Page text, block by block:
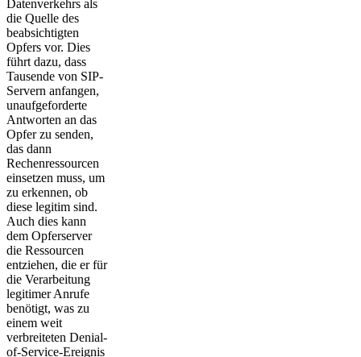
Datenverkehrs als
die Quelle des
beabsichtigten
Opfers vor. Dies
führt dazu, dass
Tausende von SIP-
Servern anfangen,
unaufgeforderte
Antworten an das
Opfer zu senden,
das dann
Rechenressourcen
einsetzen muss, um
zu erkennen, ob
diese legitim sind.
Auch dies kann
dem Opferserver
die Ressourcen
entziehen, die er für
die Verarbeitung
legitimer Anrufe
benötigt, was zu
einem weit
verbreiteten Denial-
of-Service-Ereignis